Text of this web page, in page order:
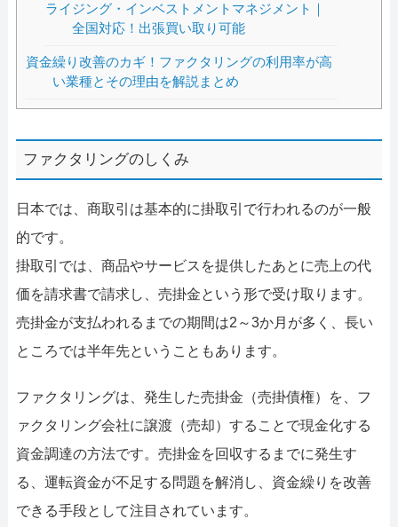
ライジング・インベストメントマネジメント｜
全国対応！出張買い取り可能
資金繰り改善のカギ！ファクタリングの利用率が高
い業種とその理由を解説まとめ
ファクタリングのしくみ
日本では、商取引は基本的に掛取引で行われるのが一般
的です。
掛取引では、商品やサービスを提供したあとに売上の代
価を請求書で請求し、売掛金という形で受け取ります。
売掛金が支払われるまでの期間は2～3か月が多く、長い
ところでは半年先ということもあります。
ファクタリングは、発生した売掛金（売掛債権）を、フ
ァクタリング会社に譲渡（売却）することで現金化する
資金調達の方法です。売掛金を回収するまでに発生す
る、運転資金が不足する問題を解消し、資金繰りを改善
できる手段として注目されています。